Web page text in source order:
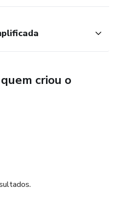
lê um romance. É preciso
para verificar se percebeu o
avançar sem se perceber.
criou o